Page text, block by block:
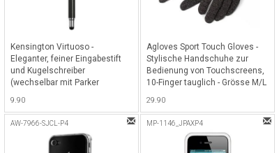
Kensington Virtuoso -
Eleganter, feiner Eingabestift
und Kugelschreiber
(wechselbar mit Parker
9.90
Agloves Sport Touch Gloves -
Stylische Handschuhe zur
Bedienung von Touchscreens,
10-Finger tauglich - Grösse M/L
29.90
AW-7966-SJCL-P4 MP-1146_JPAXP4